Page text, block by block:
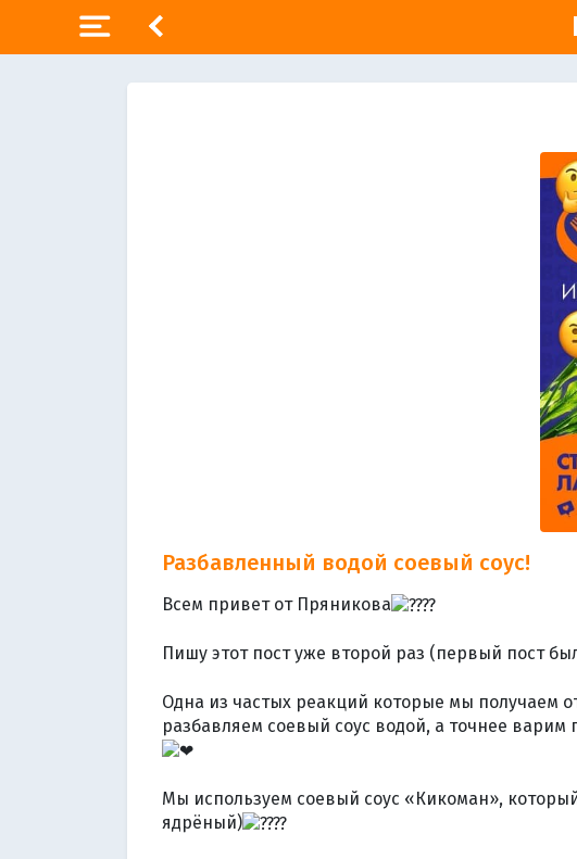
Разбавленный водой соевый соус!
Всем привет от Пряникова
Пишу этот пост уже второй раз (первый пост был
Одна из частых реакций которые мы получаем
разбавляем соевый соус водой, а точнее варим
Мы используем соевый соус «Кикоман»,
ядрёный)